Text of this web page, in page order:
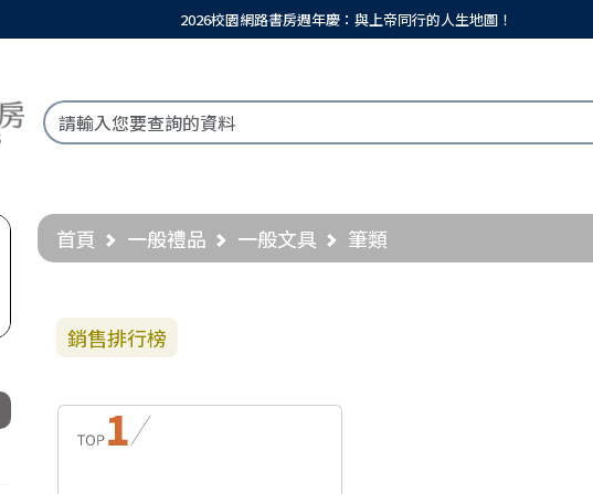
2026校園網路書房週年慶：與上帝同行的人生地圖！
首頁 一般禮品 一般文具 筆類
銷售排行榜